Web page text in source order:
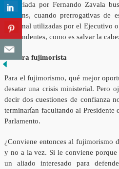
anunciada por Fernando Zavala
Martens, cuando prerrogativas de
muy mal utilizadas por el Ejecutivo
trascendentes, como es salvar la
Postura fujimorista
Para el fujimorismo, qué mejor
desatar una crisis ministerial. Pero
decir dos cuestiones de confianza
terminarían facultando al Presidente
Parlamento.
¿Conviene entonces al fujimorismo
y no a la vez. Si le conviene
un aliado interesado para